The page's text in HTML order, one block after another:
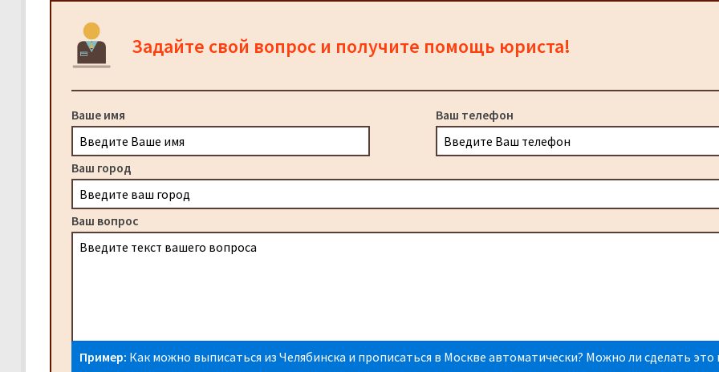
Задайте свой вопрос и получите помощь юриста!
Ваше имя Ваш телефон
Ваш город
Ваш вопрос
Пример: Как можно выписаться из Челябинска и прописаться в Москве автоматически? Можно ли сделать это